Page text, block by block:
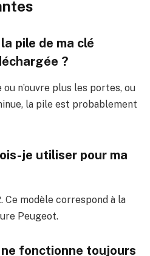
pile de ma clé
?
n’ouvre plus les portes, ou
la pile est probablement
je utiliser pour ma
Ce modèle correspond à la
Peugeot.
fonctionne toujours